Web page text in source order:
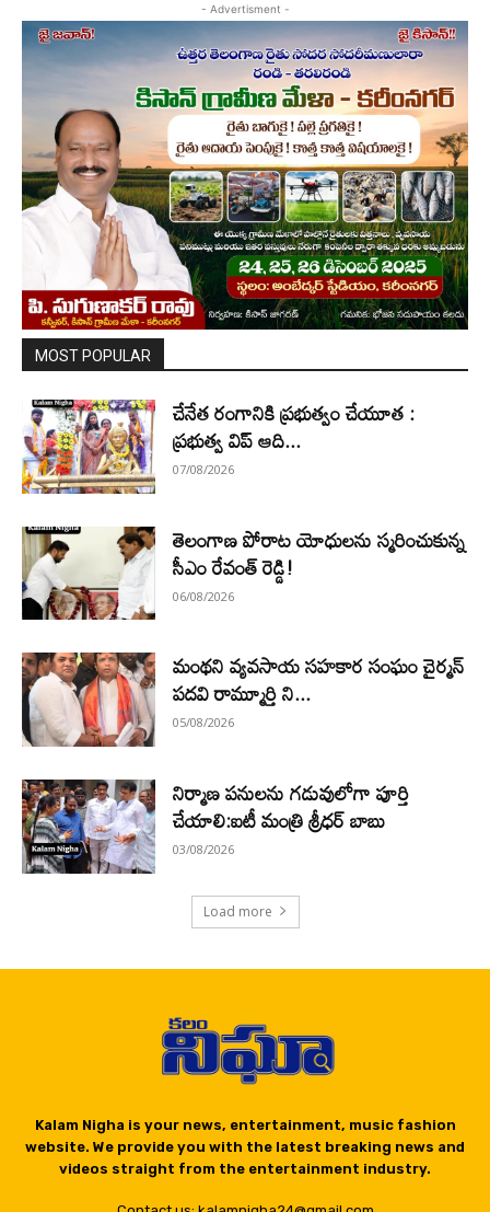
- Advertisment -
MOST POPULAR
చేనేత రంగానికి ప్రభుత్వం చేయూత :
ప్రభుత్వ విప్ ఆది...
07/08/2026
తెలంగాణ పోరాట యోధులను స్మరించుకున్న
సీఎం రేవంత్ రెడ్డి!
06/08/2026
మంథని వ్యవసాయ సహకార సంఘం చైర్మన్
పదవి రామ్మూర్తి ని...
05/08/2026
నిర్మాణ పనులను గడువులోగా పూర్తి
చేయాలి:ఐటీ మంత్రి శ్రీధర్ బాబు
03/08/2026
Load more
Kalam Nigha is your news, entertainment, music fashion
website. We provide you with the latest breaking news and
videos straight from the entertainment industry.